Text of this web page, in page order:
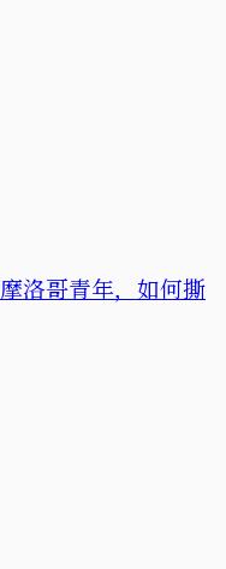
洛哥青年，如何撕